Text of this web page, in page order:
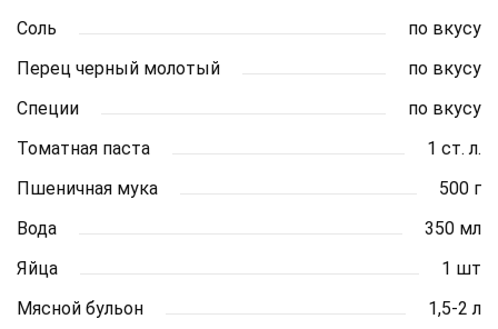
Соль
по вкусу
Перец черный молотый
по вкусу
Специи
по вкусу
Томатная паста
1 ст. л.
Пшеничная мука
500 г
Вода
350 мл
Яйца
1 шт
Мясной бульон
1,5-2 л